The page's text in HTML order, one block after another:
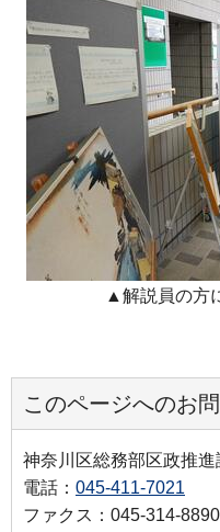
▲解説員の方
このページへのお
神奈川区総務部区政推進
電話： 045-411-7021
ファクス：045-314-8890